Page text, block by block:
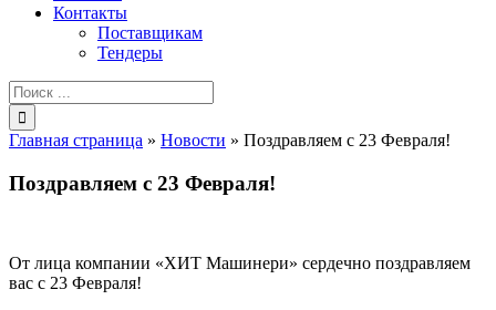
Контакты
Поставщикам
Тендеры
Результат
поиска:
Главная страница » Новости » Поздравляем с 23 Февраля!
Поздравляем с 23 Февраля!
От лица компании «ХИТ Машинери» сердечно поздравляем
вас с 23 Февраля!